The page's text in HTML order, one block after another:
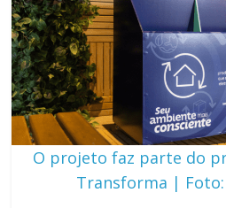
O projeto faz parte do
Transforma |